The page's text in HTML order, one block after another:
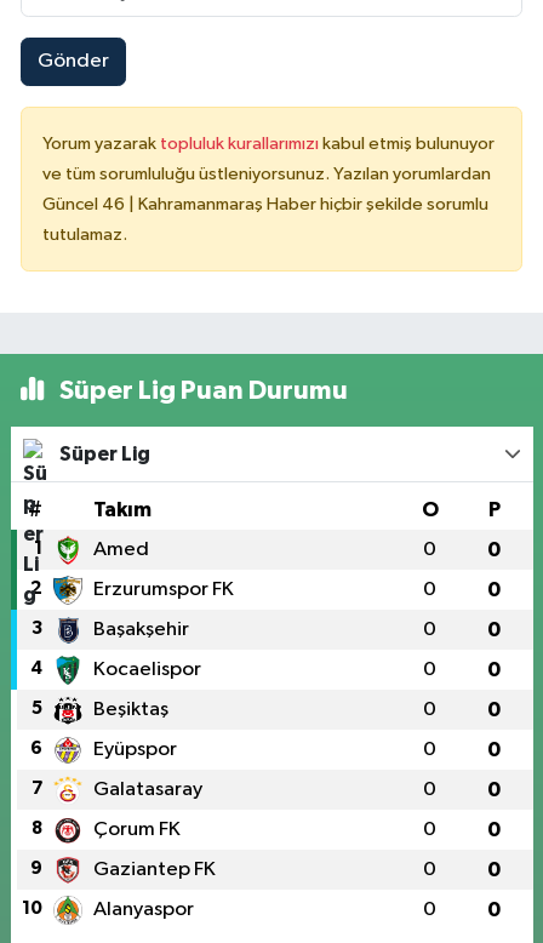
Gönder
Yorum yazarak topluluk kurallarımızı kabul etmiş bulunuyor
ve tüm sorumluluğu üstleniyorsunuz. Yazılan yorumlardan
Güncel 46 | Kahramanmaraş Haber hiçbir şekilde sorumlu
tutulamaz.
Süper Lig Puan Durumu
Süper Lig
# Takım O P
1 Amed 0 0
2 Erzurumspor FK 0 0
3 Başakşehir 0 0
4 Kocaelispor 0 0
5 Beşiktaş 0 0
6 Eyüpspor 0 0
7 Galatasaray 0 0
8 Çorum FK 0 0
9 Gaziantep FK 0 0
10 Alanyaspor 0 0